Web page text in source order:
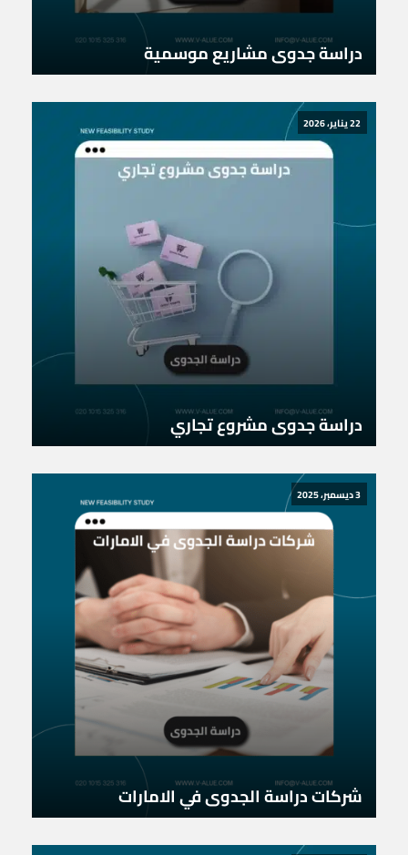
دراسة جدوى مشاريع موسمية
22 يناير، 2026
دراسة جدوى مشروع تجاري
3 ديسمبر، 2025
شركات دراسة الجدوى في الامارات